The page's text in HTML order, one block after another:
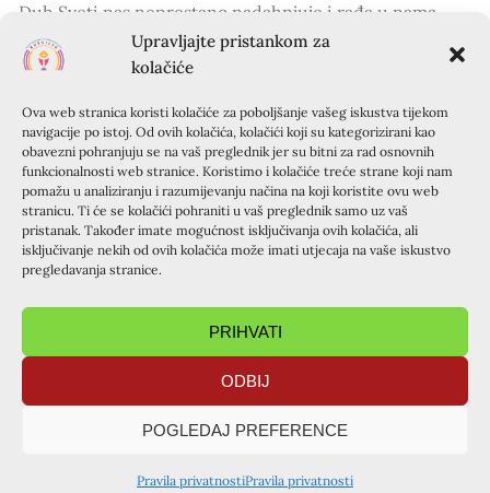
Upravljajte pristankom za
kolačiće
Ova web stranica koristi kolačiće za poboljšanje vašeg iskustva tijekom
navigacije po istoj. Od ovih kolačića, kolačići koji su kategorizirani kao
obavezni pohranjuju se na vaš preglednik jer su bitni za rad osnovnih
funkcionalnosti web stranice. Koristimo i kolačiće treće strane koji nam
pomažu u analiziranju i razumijevanju načina na koji koristite ovu web
stranicu. Ti će se kolačići pohraniti u vaš preglednik samo uz vaš
pristanak. Također imate mogućnost isključivanja ovih kolačića, ali
isključivanje nekih od ovih kolačića može imati utjecaja na vaše iskustvo
pregledavanja stranice.
PRIHVATI
ODBIJ
POGLEDAJ PREFERENCE
Pravila privatnostiPravila privatnosti
„Duh Sveti nas neprestano nadahnjuje i rađa u nama
novo proljeće“ – rekao je biskup Verruchi.
Hrvatski predstavnici su održali tri predavanja u kojima
su predstavili svoj rad s krizmanicima, braniteljima i
obiteljima. Poseban naglasak bio je na djelovanju mladih
animatora, po čemu se Hrvatska ističe u odnosu na druge
europske zemlje. Mladi su svjedočili o svom radu, te
predstavili razne timove koji djeluju unutar Kursilja u
Hrvatskoj. Svoje svjedočanstvo o 45-godišnjem radu u
u Hrvatskoj.
PRETHODNA OBJAVA
Osvrt na tečaj za krizmanike u župi Uznesenja BDM, Remete (15.-17.11.2019.)
SLIJEDEĆA OBJAVA
PODIJELITE OBJAVU